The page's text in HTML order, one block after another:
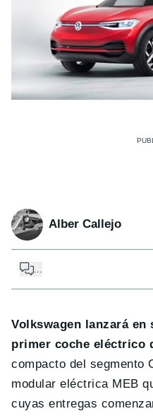
Alber Callejo
Volkswagen lanzará
primer coche eléctrico
compacto del segmento
modular eléctrica MEB
cuyas entregas